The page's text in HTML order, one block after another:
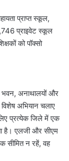
प्राप्त स्कूल,
प्राइवेट स्कूल
को पॉक्सो
भवन, अनाथालयों और
अभियान चलाए
प्रत्येक जिले में एक
है। एलजी और सीएम
सीमित न रहें, वह